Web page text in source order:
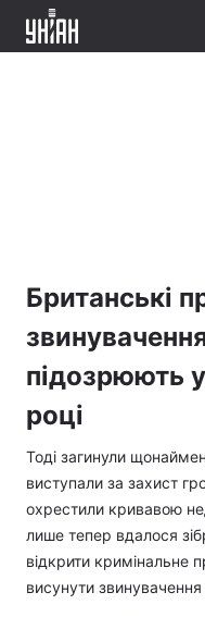
Британські
підозрюють
році
Тоді загинули
виступали за захист
охрестили кривавою
лише тепер вдалося
відкрити кримінальне
висунути